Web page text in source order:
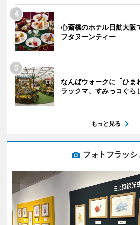
心斎橋のホテル日航大阪
フタヌーンティー
なんばウォークに「ひ
ラックマ、すみっコぐら
もっと見る
フォトフラッシ